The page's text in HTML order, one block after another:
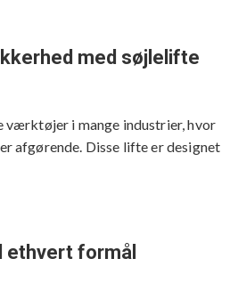
med søjlelifte
i mange industrier, hvor
afgørende. Disse lifte er designet
ethvert formål